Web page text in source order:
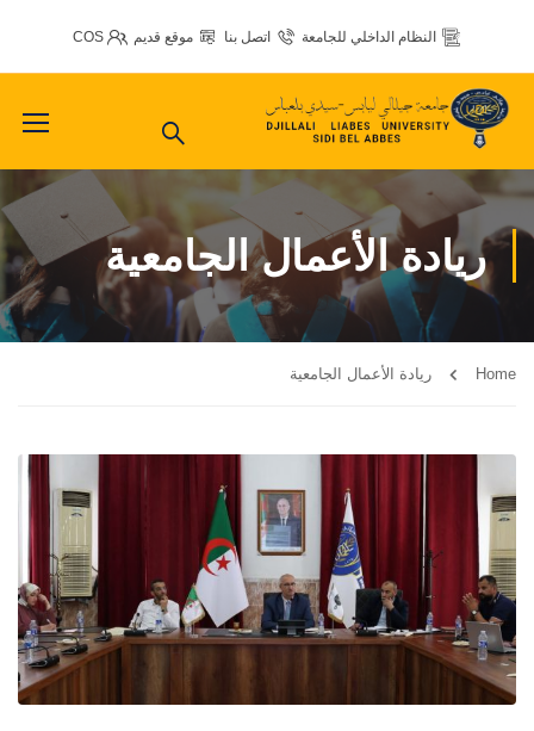
النظام الداخلي للجامعة اتصل بنا موقع قديم COS
ريادة الأعمال الجامعية
Home ريادة الأعمال الجامعية